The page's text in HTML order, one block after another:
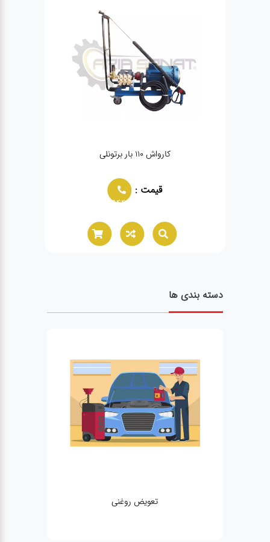
کارواش 110 بار برتونلی
قیمت :
02166021944
دسته بندی ها
تعویض روغنی